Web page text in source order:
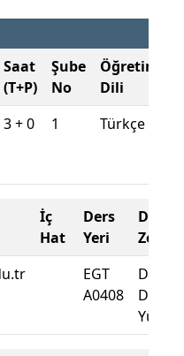
Saat
(T+P)
Şube
No
Öğretim
Dili
3 + 0 1 Türkçe
İç
Hat
Ders
Yeri
EGT
A0408
Dersin
Devam